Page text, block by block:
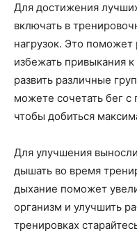
Для достижения
включать в
нагрузок. Это поможет
избежать привыкания
развить различные
можете сочетать бег
чтобы добиться
Для улучшения
дышать во время
дыхание поможет
организм и улучшить
тренировках